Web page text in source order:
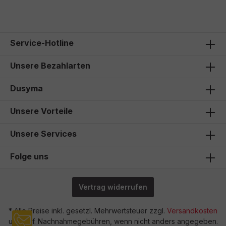
Service-Hotline
Unsere Bezahlarten
Dusyma
Unsere Vorteile
Unsere Services
Folge uns
Vertrag widerrufen
* Alle Preise inkl. gesetzl. Mehrwertsteuer zzgl. Versandkosten
und ggf. Nachnahmegebühren, wenn nicht anders angegeben.